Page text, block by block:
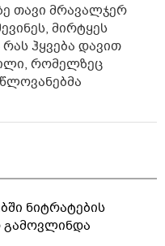
თავი მრავალჯერ
მირტყეს
რას ჰყვება დავით
რომელზეც
ნიტრატების
გამოვლინდა